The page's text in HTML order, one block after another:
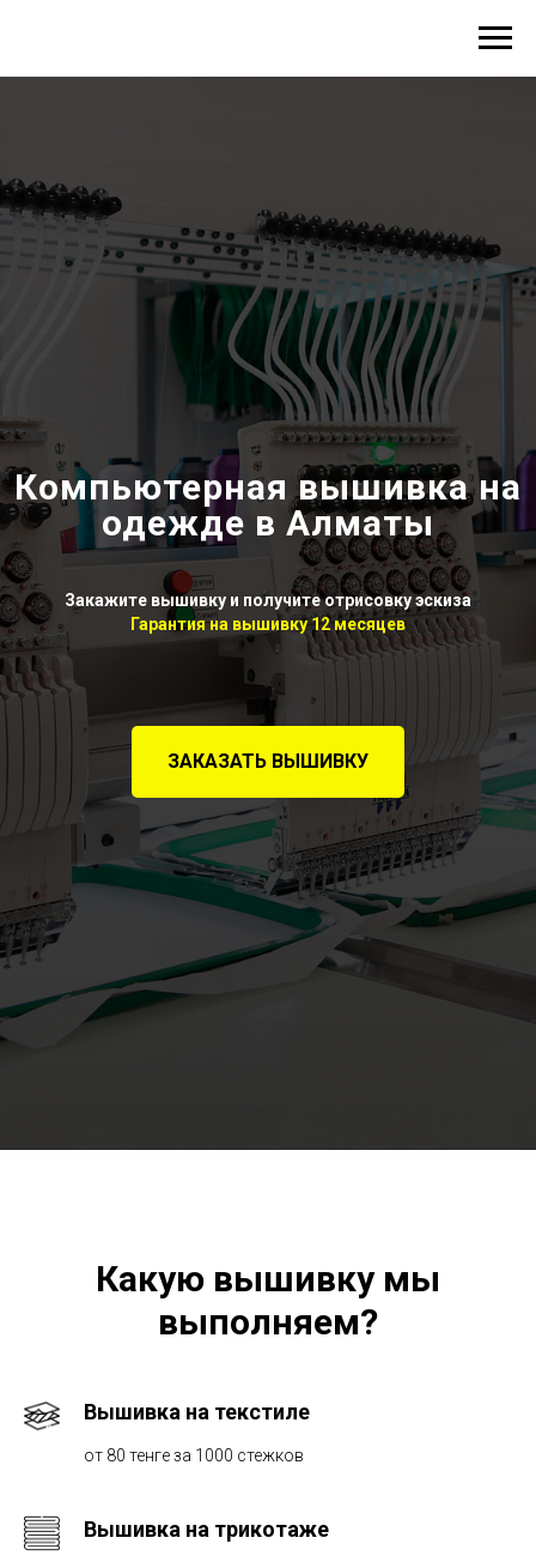
Компьютерная вышивка на
одежде в Алматы
Закажите вышивку и получите отрисовку эскиза
Гарантия на вышивку 12 месяцев
ЗАКАЗАТЬ ВЫШИВКУ
Какую вышивку мы
выполняем?
Вышивка на текстиле
от 80 тенге за 1000 стежков
Вышивка на трикотаже